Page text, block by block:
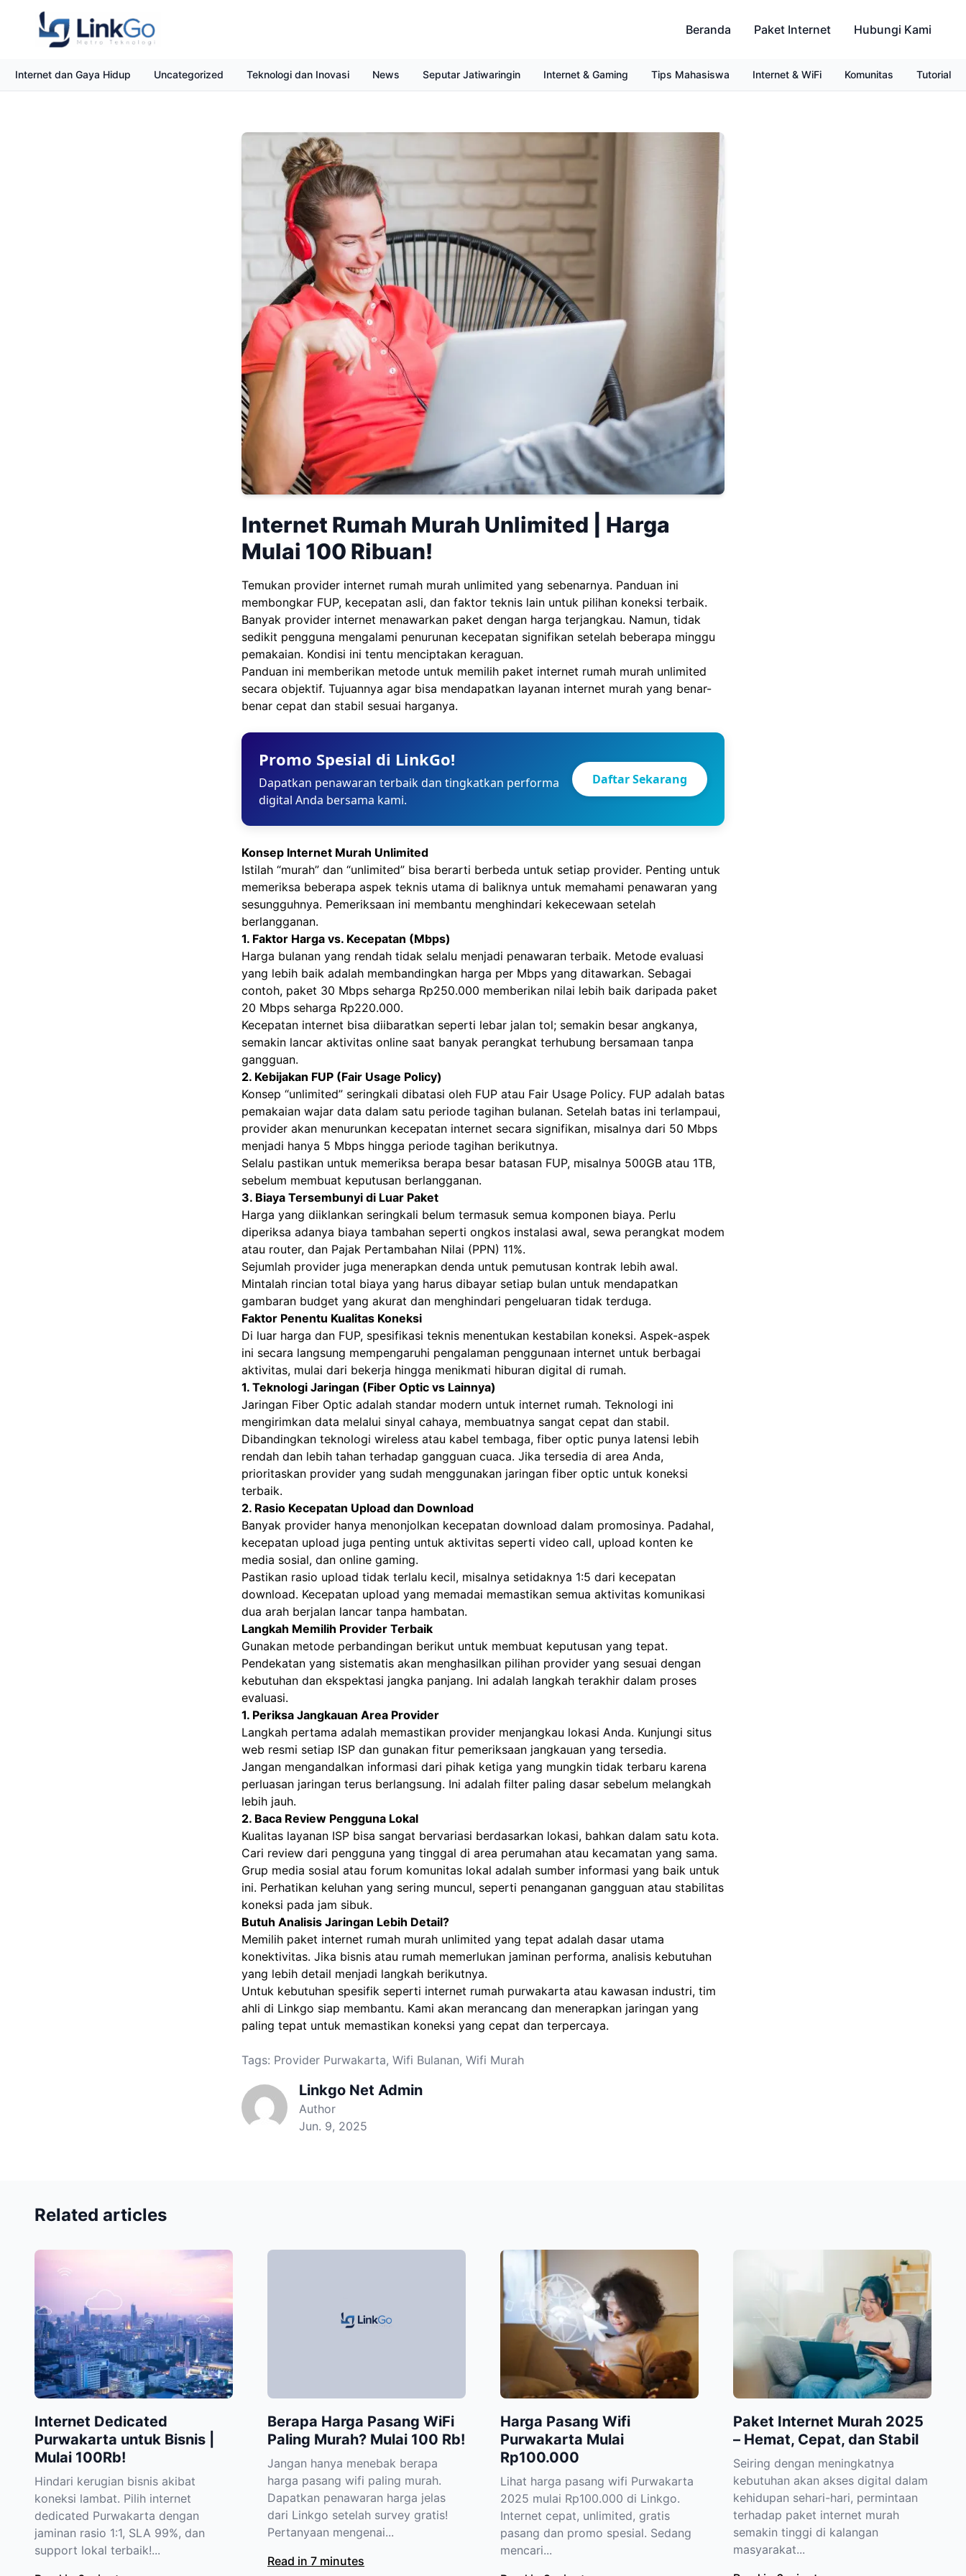
Beranda Paket Internet Hubungi Kami
Internet dan Gaya Hidup Uncategorized Teknologi dan Inovasi News Seputar Jatiwaringin Internet & Gaming Tips Mahasiswa Internet & WiFi Komunitas Tutorial
Internet Rumah Murah Unlimited | Harga
Mulai 100 Ribuan!
Temukan provider internet rumah murah unlimited yang sebenarnya. Panduan ini
membongkar FUP, kecepatan asli, dan faktor teknis lain untuk pilihan koneksi terbaik.
Banyak provider internet menawarkan paket dengan harga terjangkau. Namun, tidak
sedikit pengguna mengalami penurunan kecepatan signifikan setelah beberapa minggu
pemakaian. Kondisi ini tentu menciptakan keraguan.
Panduan ini memberikan metode untuk memilih paket internet rumah murah unlimited
secara objektif. Tujuannya agar bisa mendapatkan layanan internet murah yang benar-
benar cepat dan stabil sesuai harganya.
Promo Spesial di LinkGo!
Dapatkan penawaran terbaik dan tingkatkan performa
digital Anda bersama kami.
Daftar Sekarang
Konsep Internet Murah Unlimited
Istilah “murah” dan “unlimited” bisa berarti berbeda untuk setiap provider. Penting untuk
memeriksa beberapa aspek teknis utama di baliknya untuk memahami penawaran yang
sesungguhnya. Pemeriksaan ini membantu menghindari kekecewaan setelah
berlangganan.
1. Faktor Harga vs. Kecepatan (Mbps)
Harga bulanan yang rendah tidak selalu menjadi penawaran terbaik. Metode evaluasi
yang lebih baik adalah membandingkan harga per Mbps yang ditawarkan. Sebagai
contoh, paket 30 Mbps seharga Rp250.000 memberikan nilai lebih baik daripada paket
20 Mbps seharga Rp220.000.
Kecepatan internet bisa diibaratkan seperti lebar jalan tol; semakin besar angkanya,
semakin lancar aktivitas online saat banyak perangkat terhubung bersamaan tanpa
gangguan.
2. Kebijakan FUP (Fair Usage Policy)
Konsep “unlimited” seringkali dibatasi oleh FUP atau Fair Usage Policy. FUP adalah batas
pemakaian wajar data dalam satu periode tagihan bulanan. Setelah batas ini terlampaui,
provider akan menurunkan kecepatan internet secara signifikan, misalnya dari 50 Mbps
menjadi hanya 5 Mbps hingga periode tagihan berikutnya.
Selalu pastikan untuk memeriksa berapa besar batasan FUP, misalnya 500GB atau 1TB,
sebelum membuat keputusan berlangganan.
3. Biaya Tersembunyi di Luar Paket
Harga yang diiklankan seringkali belum termasuk semua komponen biaya. Perlu
diperiksa adanya biaya tambahan seperti ongkos instalasi awal, sewa perangkat modem
atau router, dan Pajak Pertambahan Nilai (PPN) 11%.
Sejumlah provider juga menerapkan denda untuk pemutusan kontrak lebih awal.
Mintalah rincian total biaya yang harus dibayar setiap bulan untuk mendapatkan
gambaran budget yang akurat dan menghindari pengeluaran tidak terduga.
Faktor Penentu Kualitas Koneksi
Di luar harga dan FUP, spesifikasi teknis menentukan kestabilan koneksi. Aspek-aspek
ini secara langsung mempengaruhi pengalaman penggunaan internet untuk berbagai
aktivitas, mulai dari bekerja hingga menikmati hiburan digital di rumah.
1. Teknologi Jaringan (Fiber Optic vs Lainnya)
Jaringan Fiber Optic adalah standar modern untuk internet rumah. Teknologi ini
mengirimkan data melalui sinyal cahaya, membuatnya sangat cepat dan stabil.
Dibandingkan teknologi wireless atau kabel tembaga, fiber optic punya latensi lebih
rendah dan lebih tahan terhadap gangguan cuaca. Jika tersedia di area Anda,
prioritaskan provider yang sudah menggunakan jaringan fiber optic untuk koneksi
terbaik.
2. Rasio Kecepatan Upload dan Download
Banyak provider hanya menonjolkan kecepatan download dalam promosinya. Padahal,
kecepatan upload juga penting untuk aktivitas seperti video call, upload konten ke
media sosial, dan online gaming.
Pastikan rasio upload tidak terlalu kecil, misalnya setidaknya 1:5 dari kecepatan
download. Kecepatan upload yang memadai memastikan semua aktivitas komunikasi
dua arah berjalan lancar tanpa hambatan.
Langkah Memilih Provider Terbaik
Gunakan metode perbandingan berikut untuk membuat keputusan yang tepat.
Pendekatan yang sistematis akan menghasilkan pilihan provider yang sesuai dengan
kebutuhan dan ekspektasi jangka panjang. Ini adalah langkah terakhir dalam proses
evaluasi.
1. Periksa Jangkauan Area Provider
Langkah pertama adalah memastikan provider menjangkau lokasi Anda. Kunjungi situs
web resmi setiap ISP dan gunakan fitur pemeriksaan jangkauan yang tersedia.
Jangan mengandalkan informasi dari pihak ketiga yang mungkin tidak terbaru karena
perluasan jaringan terus berlangsung. Ini adalah filter paling dasar sebelum melangkah
lebih jauh.
2. Baca Review Pengguna Lokal
Kualitas layanan ISP bisa sangat bervariasi berdasarkan lokasi, bahkan dalam satu kota.
Cari review dari pengguna yang tinggal di area perumahan atau kecamatan yang sama.
Grup media sosial atau forum komunitas lokal adalah sumber informasi yang baik untuk
ini. Perhatikan keluhan yang sering muncul, seperti penanganan gangguan atau stabilitas
koneksi pada jam sibuk.
Butuh Analisis Jaringan Lebih Detail?
Memilih paket internet rumah murah unlimited yang tepat adalah dasar utama
konektivitas. Jika bisnis atau rumah memerlukan jaminan performa, analisis kebutuhan
yang lebih detail menjadi langkah berikutnya.
Untuk kebutuhan spesifik seperti internet rumah purwakarta atau kawasan industri, tim
ahli di Linkgo siap membantu. Kami akan merancang dan menerapkan jaringan yang
paling tepat untuk memastikan koneksi yang cepat dan terpercaya.
Tags: Provider Purwakarta, Wifi Bulanan, Wifi Murah
Linkgo Net Admin
Author
Jun. 9, 2025
Related articles
Internet Dedicated
Purwakarta untuk Bisnis |
Mulai 100Rb!
Hindari kerugian bisnis akibat
koneksi lambat. Pilih internet
dedicated Purwakarta dengan
jaminan rasio 1:1, SLA 99%, dan
support lokal terbaik!...
Berapa Harga Pasang WiFi
Paling Murah? Mulai 100 Rb!
Jangan hanya menebak berapa
harga pasang wifi paling murah.
Dapatkan penawaran harga jelas
dari Linkgo setelah survey gratis!
Pertanyaan mengenai...
Read in 7 minutes
Harga Pasang Wifi
Purwakarta Mulai
Rp100.000
Lihat harga pasang wifi Purwakarta
2025 mulai Rp100.000 di Linkgo.
Internet cepat, unlimited, gratis
pasang dan promo spesial. Sedang
mencari...
Paket Internet Murah 2025
– Hemat, Cepat, dan Stabil
Seiring dengan meningkatnya
kebutuhan akan akses digital dalam
kehidupan sehari-hari, permintaan
terhadap paket internet murah
semakin tinggi di kalangan
masyarakat...